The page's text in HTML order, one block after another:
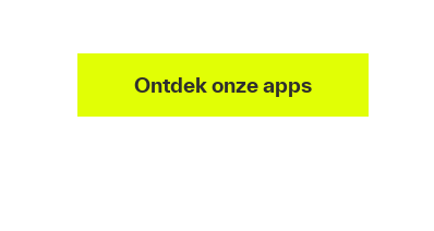
Ontdek onze apps